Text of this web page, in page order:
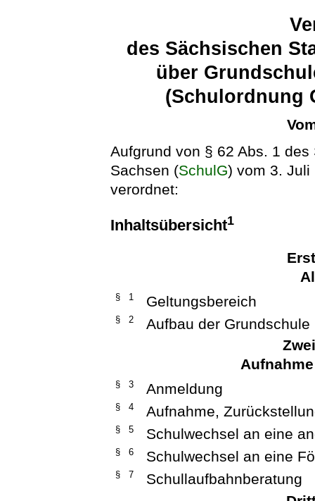
des Sächsischen
über
(Schulordnung
Aufgrund von § 62 Abs. 1
Sachsen (SchulG) vom 3. Juli
verordnet:
Inhaltsübersicht1
§ 1 Geltungsbereich
§ 2
Aufbau der Grundschule
§ 3 Anmeldung
§ 4 Aufnahme,
§ 5 Schulwechsel an eine
§ 6 Schulwechsel an eine
§ 7
Schullaufbahnberatung